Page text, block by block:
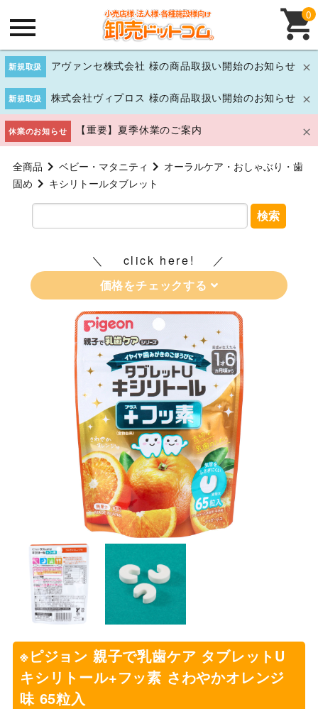
新規取扱 アヴァンセ株式会社 様の商品取扱い開始のお知らせ
新規取扱 株式会社ヴィプロス 様の商品取扱い開始のお知らせ
休業のお知らせ 【重要】夏季休業のご案内
0
全商品 ベビー・マタニティ
オーラルケア・おしゃぶり・歯
固め
キシリトールタブレット
検索
click here!
価格をチェックする
※ピジョン 親子で乳歯ケア タブレットU
キシリトール+フッ素 さわやかオレンジ
味 65粒入